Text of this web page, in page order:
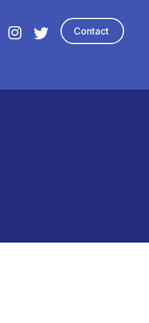
Contact